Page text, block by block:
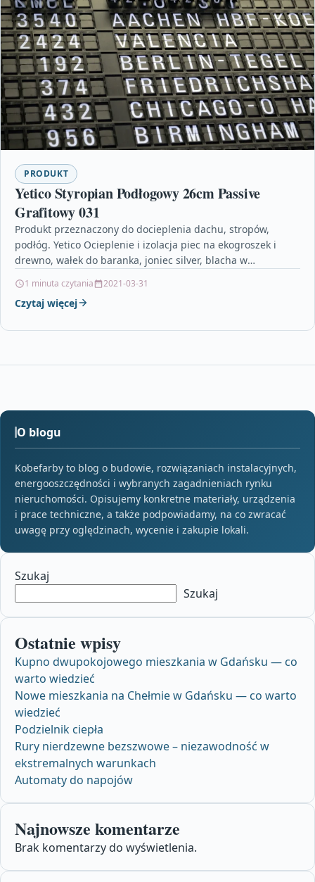
PRODUKT
Yetico Styropian Podłogowy 26cm Passive
Grafitowy 031
Produkt przeznaczony do docieplenia dachu, stropów,
podłóg. Yetico Ocieplenie i izolacja piec na ekogroszek i
drewno, wałek do baranka, joniec silver, blacha w
1 minuta czytania 2021-03-31
Czytaj więcej
O blogu
Kobefarby to blog o budowie, rozwiązaniach instalacyjnych,
energooszczędności i wybranych zagadnieniach rynku
nieruchomości. Opisujemy konkretne materiały, urządzenia
i prace techniczne, a także podpowiadamy, na co zwracać
uwagę przy oględzinach, wycenie i zakupie lokali.
Szukaj
Szukaj
Ostatnie wpisy
Kupno dwupokojowego mieszkania w Gdańsku — co
warto wiedzieć
Nowe mieszkania na Chełmie w Gdańsku — co warto
wiedzieć
Podzielnik ciepła
Rury nierdzewne bezszwowe – niezawodność w
ekstremalnych warunkach
Automaty do napojów
Najnowsze komentarze
Brak komentarzy do wyświetlenia.